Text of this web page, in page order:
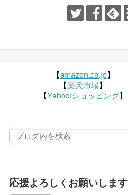
【amazon.co.jp】
【楽天市場】
【Yahoo!ショッピング】
応援よろしくお願いします